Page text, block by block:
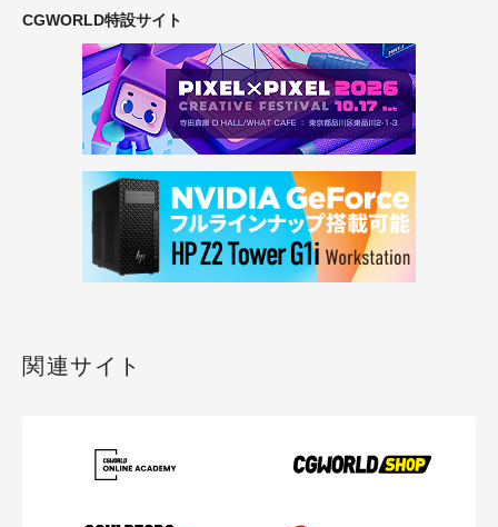
CGWORLD特設サイト
関連サイト